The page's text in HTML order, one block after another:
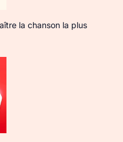
la chanson la plus